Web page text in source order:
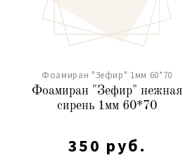
Фоамиран "Зефир" 1мм 60*70
Фоамиран "Зефир" нежная
сирень 1мм 60*70
350 руб.